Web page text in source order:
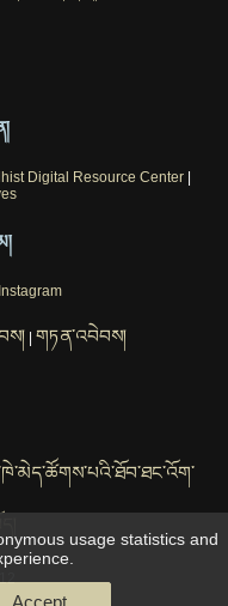
Digital Resource Center|
Instagram
གཏན་འབེབས།
usage statistics and
Accept